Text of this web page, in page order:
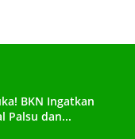
BKN Ingatkan
Palsu dan...